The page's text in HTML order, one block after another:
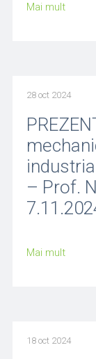
Mai mult
28 oct 2024
– Prof.
Mai mult
18 oct 2024